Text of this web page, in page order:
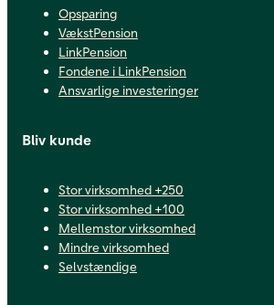
Opsparing
VækstPension
LinkPension
Fondene i LinkPension
Ansvarlige investeringer
Bliv kunde
Stor virksomhed +250
Stor virksomhed +100
Mellemstor virksomhed
Mindre virksomhed
Selvstændige